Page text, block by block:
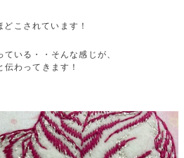
どこされています！
いる・・そんな感じが、
わってきます！